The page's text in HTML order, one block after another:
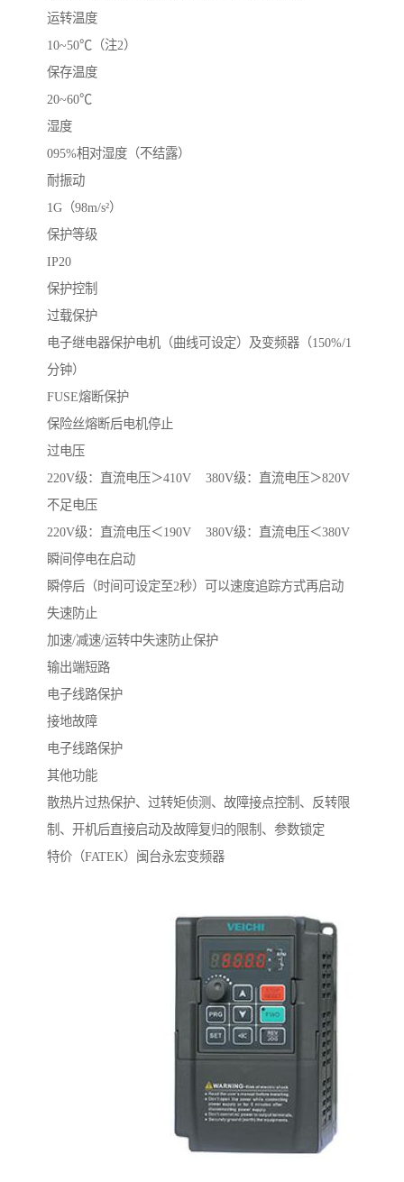
运转温度
10~50℃（注2）
保存温度
20~60℃
湿度
095%相对湿度（不结露）
耐振动
1G（98m/s²）
保护等级
IP20
保护控制
过载保护
电子继电器保护电机（曲线可设定）及变频器（150%/1
分钟）
FUSE熔断保护
保险丝熔断后电机停止
过电压
220V级：直流电压＞410V 380V级：直流电压＞820V
不足电压
220V级：直流电压＜190V 380V级：直流电压＜380V
瞬间停电在启动
瞬停后（时间可设定至2秒）可以速度追踪方式再启动
失速防止
加速/减速/运转中失速防止保护
输出端短路
电子线路保护
接地故障
电子线路保护
其他功能
散热片过热保护、过转矩侦测、故障接点控制、反转限
制、开机后直接启动及故障复归的限制、参数锁定
特价（FATEK）闽台永宏变频器